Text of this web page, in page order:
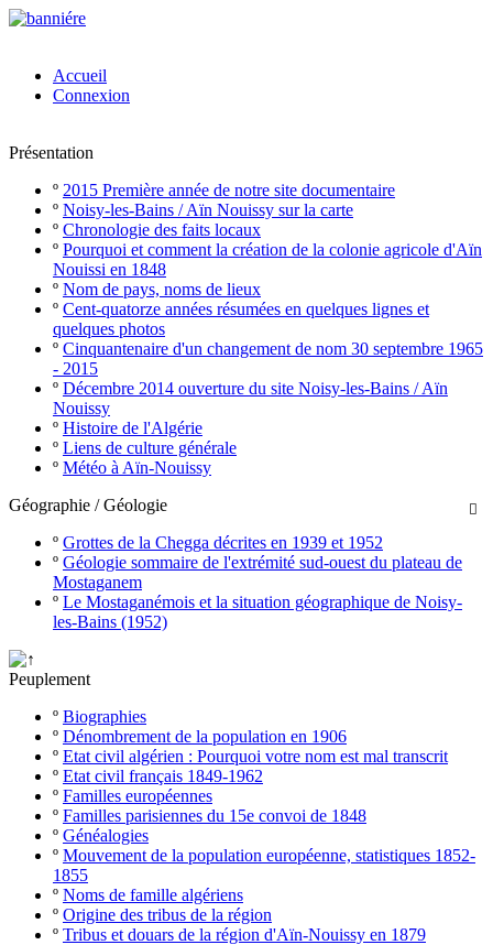
Accueil
Connexion
Présentation
º 2015 Première année de notre site documentaire
º Noisy-les-Bains / Aïn Nouissy sur la carte
º Chronologie des faits locaux
º Pourquoi et comment la création de la colonie agricole d'Aïn
Nouissi en 1848
º Nom de pays, noms de lieux
º Cent-quatorze années résumées en quelques lignes et
quelques photos
º Cinquantenaire d'un changement de nom 30 septembre 1965
- 2015
º Décembre 2014 ouverture du site Noisy-les-Bains / Aïn
Nouissy
º Histoire de l'Algérie
º Liens de culture générale
º Météo à Aïn-Nouissy

Géographie / Géologie
º Grottes de la Chegga décrites en 1939 et 1952
º Géologie sommaire de l'extrémité sud-ouest du plateau de
Mostaganem
º Le Mostaganémois et la situation géographique de Noisy-
les-Bains (1952)
Peuplement
º Biographies
º Dénombrement de la population en 1906
º Etat civil algérien : Pourquoi votre nom est mal transcrit
º Etat civil français 1849-1962
º Familles européennes
º Familles parisiennes du 15e convoi de 1848
º Généalogies
º Mouvement de la population européenne, statistiques 1852-
1855
º Noms de famille algériens
º Origine des tribus de la région
º Tribus et douars de la région d'Aïn-Nouissy en 1879